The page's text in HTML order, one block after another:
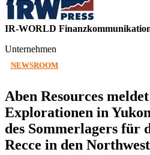
IR-WORLD
Unternehmen
NEWSROOM
Aben Resources
Explorationen in
des Sommerlagers für
Recce in den